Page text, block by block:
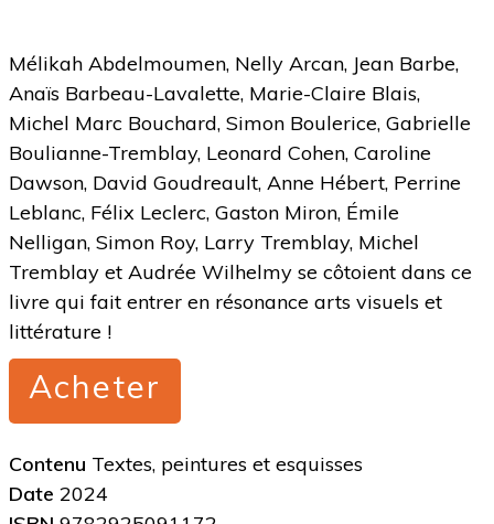
Mélikah Abdelmoumen, Nelly Arcan, Jean Barbe,
Anaïs Barbeau-Lavalette, Marie-Claire Blais,
Michel Marc Bouchard, Simon Boulerice, Gabrielle
Boulianne-Tremblay, Leonard Cohen, Caroline
Dawson, David Goudreault, Anne Hébert, Perrine
Leblanc, Félix Leclerc, Gaston Miron, Émile
Nelligan, Simon Roy, Larry Tremblay, Michel
Tremblay et Audrée Wilhelmy se côtoient dans ce
livre qui fait entrer en résonance arts visuels et
littérature !
Acheter
Contenu Textes, peintures et esquisses
Date 2024